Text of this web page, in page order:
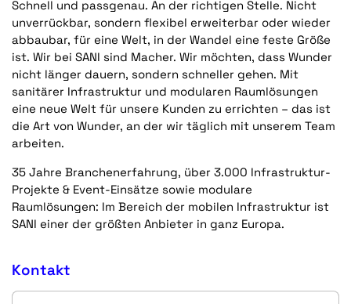
Schnell und passgenau. An der richtigen Stelle. Nicht
unverrückbar, sondern flexibel erweiterbar oder wieder
abbaubar, für eine Welt, in der Wandel eine feste Größe
ist. Wir bei SANI sind Macher. Wir möchten, dass Wunder
nicht länger dauern, sondern schneller gehen. Mit
sanitärer Infrastruktur und modularen Raumlösungen
eine neue Welt für unsere Kunden zu errichten – das ist
die Art von Wunder, an der wir täglich mit unserem Team
arbeiten.
35 Jahre Branchenerfahrung, über 3.000 Infrastruktur-
Projekte & Event-Einsätze sowie modulare
Raumlösungen: Im Bereich der mobilen Infrastruktur ist
SANI einer der größten Anbieter in ganz Europa.
Kontakt